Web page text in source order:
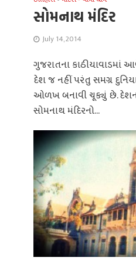
સોમનાથ મંદિર
July 14, 2014
ગુજરાતના કાઠીયાવાડમાં
દેશ જ નહીં પરંતુ સમગ્ર
ઓળખ બનાવી ચૂક્યું છે.
સોમનાથ મંદિરનો...